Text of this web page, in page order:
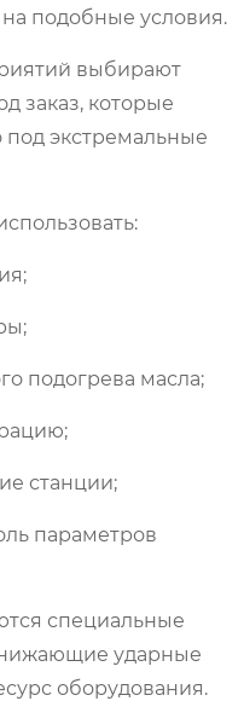
подобные условия.
выбирают
заказ, которые
экстремальные
подогрева масла;
станции;
параметров
специальные
ударные
оборудования.